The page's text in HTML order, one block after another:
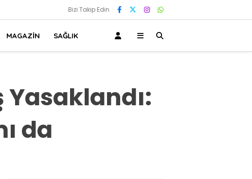
Bizi Takip Edin
MAGAZIN SAĞLIK
da